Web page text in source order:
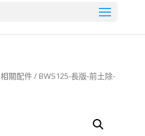
相關配件/ BWS125-長版-前土除-